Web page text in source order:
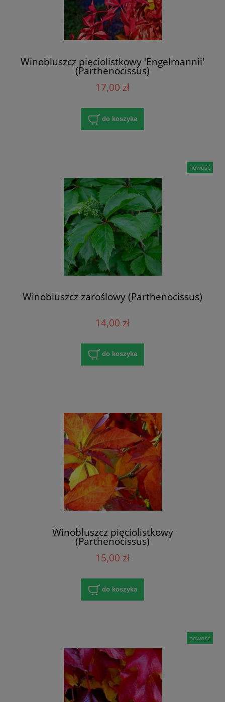
Winobluszcz pięciolistkowy 'Engelmannii'
(Parthenocissus)
17,00 zł
do koszyka
Winobluszcz zaroślowy (Parthenocissus)
14,00 zł
do koszyka
nowość
Winobluszcz pięciolistkowy
(Parthenocissus)
15,00 zł
do koszyka
nowość